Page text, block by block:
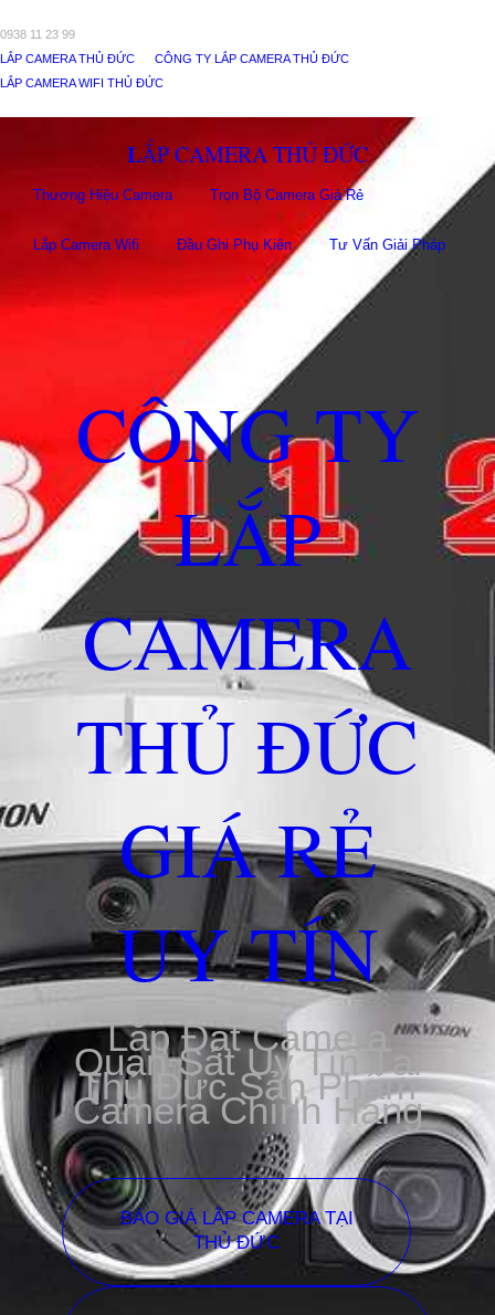
0938 11 23 99
LẮP CAMERA THỦ ĐỨC
CÔNG TY LẮP CAMERA THỦ ĐỨC
LẮP CAMERA WIFI THỦ ĐỨC
LẮP CAMERA THỦ ĐỨC
Thương Hiệu Camera Trọn Bộ Camera Giá Rẻ
Lắp Camera Wifi Đầu Ghi Phụ Kiên Tư Vấn Giải Pháp
CÔNG TY
LẮP
CAMERA
THỦ ĐỨC
GIÁ RẺ
UY TÍN
Lắp Đặt Camera
Quan Sát Uy Tín Tại
Thủ Đức Sản Phẩm
Camera Chính Hãng
BÁO GIÁ LẮP CAMERA TẠI
THỦ ĐỨC